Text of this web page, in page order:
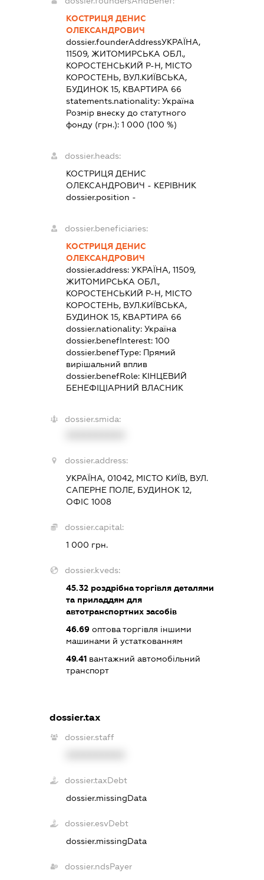
КОСТРИЦЯ ДЕНИС
ОЛЕКСАНДРОВИЧ
dossier.founderAddressУКРАЇНА,
11509, ЖИТОМИРСЬКА ОБЛ.,
КОРОСТЕНСЬКИЙ Р-Н, МІСТО
КОРОСТЕНЬ, ВУЛ.КИЇВСЬКА,
БУДИНОК 15, КВАРТИРА 66
statements.nationality: Україна
Розмір внеску до статутного
фонду (грн.): 1 000 (100 %)
dossier.heads:
КОСТРИЦЯ ДЕНИС
ОЛЕКСАНДРОВИЧ - КЕРІВНИК
dossier.position -
dossier.beneficiaries:
КОСТРИЦЯ ДЕНИС
ОЛЕКСАНДРОВИЧ
dossier.address: УКРАЇНА, 11509,
ЖИТОМИРСЬКА ОБЛ.,
КОРОСТЕНСЬКИЙ Р-Н, МІСТО
КОРОСТЕНЬ, ВУЛ.КИЇВСЬКА,
БУДИНОК 15, КВАРТИРА 66
dossier.nationality: Україна
dossier.benefInterest: 100
dossier.benefType: Прямий
вирішальний вплив
dossier.benefRole: КІНЦЕВИЙ
БЕНЕФІЦІАРНИЙ ВЛАСНИК
dossier.smida:
dossier.address:
УКРАЇНА, 01042, МІСТО КИЇВ, ВУЛ.
САПЕРНЕ ПОЛЕ, БУДИНОК 12,
ОФІС 1008
dossier.capital:
1 000 грн.
dossier.kveds:
45.32роздрібна торгівля деталями
та приладдям для
автотранспортних засобів
46.69оптова торгівля іншими
машинами й устаткованням
49.41вантажний автомобільний
транспорт
dossier.tax
dossier.staff
dossier.taxDebt
dossier.missingData
dossier.esvDebt
dossier.missingData
dossier.ndsPayer